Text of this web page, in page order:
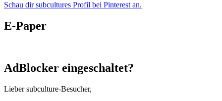
Schau dir subcultures Profil bei Pinterest an.
E-Paper
AdBlocker eingeschaltet?
Lieber subculture-Besucher,